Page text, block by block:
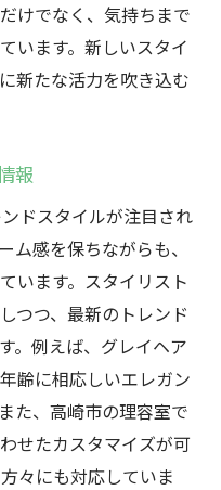
けでなく、気持ちまで
います。新しいスタイ
新たな活力を吹き込む
報
ドスタイルが注目され
ム感を保ちながらも、
います。スタイリスト
つつ、最新のトレンド
。例えば、グレイヘア
齢に相応しいエレガン
た、高崎市の理容室で
せたカスタマイズが可
々にも対応していま